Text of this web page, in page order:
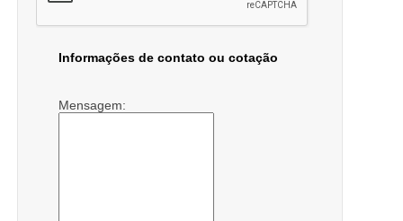
Informações de contato ou cotação
Mensagem: